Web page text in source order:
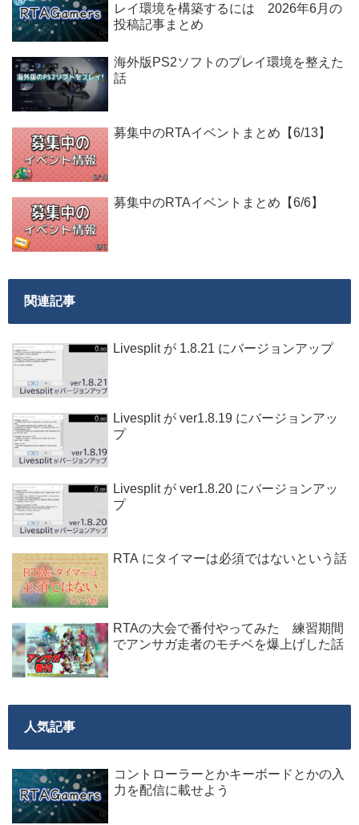
レイ環境を構築するには 2026年6月の
投稿記事まとめ
海外版PS2ソフトのプレイ環境を整えた
話
募集中のRTAイベントまとめ【6/13】
募集中のRTAイベントまとめ【6/6】
関連記事
Livesplit が 1.8.21 にバージョンアップ
Livesplit が ver1.8.19 にバージョンアッ
プ
Livesplit が ver1.8.20 にバージョンアッ
プ
RTA にタイマーは必須ではないという話
RTAの大会で番付やってみた 練習期間
でアンサガ走者のモチベを爆上げした話
人気記事
コントローラーとかキーボードとかの入
力を配信に載せよう